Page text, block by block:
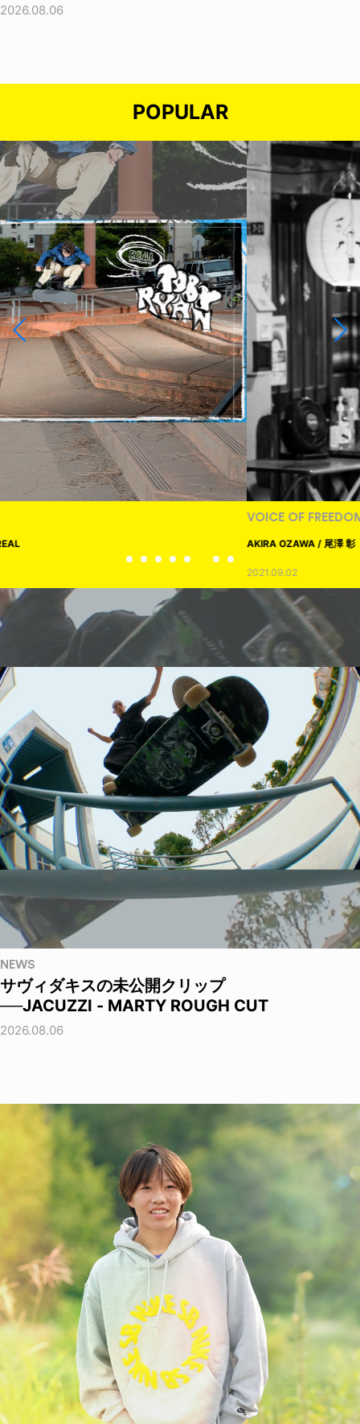
2026.08.06
POPULAR
AKIRA OZAWA / 尾澤 彰
NEWS
サヴィダキスの未公開クリップ
──JACUZZI - MARTY ROUGH CUT
2026.08.06